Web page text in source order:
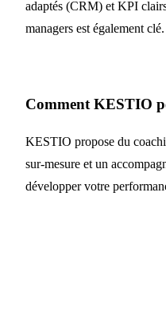
adaptés (CRM) et KPI
managers est également clé.
Comment KESTIO
KESTIO propose du
sur-mesure et un
développer votre